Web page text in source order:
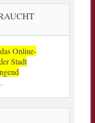
Online-
Stadt